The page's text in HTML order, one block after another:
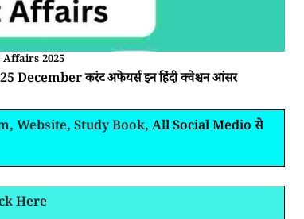
2025
करंट अफेयर्स इन हिंदी क्वेश्चन आंसर
, Website, Study Book, All Social Medio से
Here